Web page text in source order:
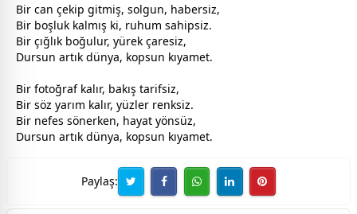
Bir can çekip gitmiş, solgun, habersiz,
Bir boşluk kalmış ki, ruhum sahipsiz.
Bir çığlık boğulur, yürek çaresiz,
Dursun artık dünya, kopsun kıyamet.
Bir fotoğraf kalır, bakış tarifsiz,
Bir söz yarım kalır, yüzler renksiz.
Bir nefes sönerken, hayat yönsüz,
Dursun artık dünya, kopsun kıyamet.
Paylaş: